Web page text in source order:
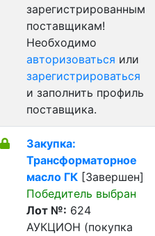
зарегистрированным
поставщикам!
Необходимо
авторизоваться или
зарегистрироваться
и заполнить профиль
поставщика.
Закупка:
Трансформаторное
масло ГК [Завершен]
Победитель выбран
Лот №: 624
АУКЦИОН (покупка